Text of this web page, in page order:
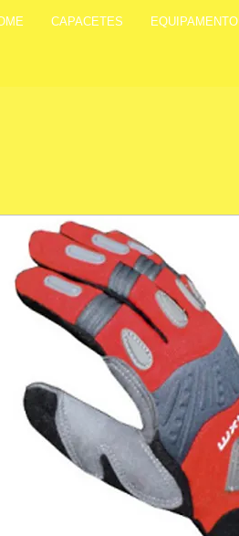
CAPACETES EQUIPAMENTO